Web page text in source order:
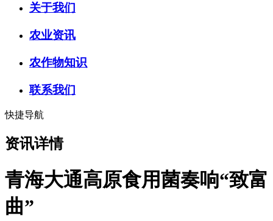
关于我们
农业资讯
农作物知识
联系我们
快捷导航
资讯详情
青海大通高原食用菌奏响“致富
曲”